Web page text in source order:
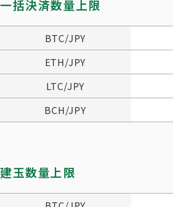
一括決済数量上限
BTC/JPY
ETH/JPY
LTC/JPY
BCH/JPY
建玉数量上限